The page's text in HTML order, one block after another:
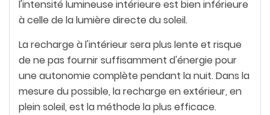
l'intensité lumineuse intérieure est bien inférieure
à celle de la lumière directe du soleil.
La recharge à l'intérieur sera plus lente et risque
de ne pas fournir suffisamment d'énergie pour
une autonomie complète pendant la nuit. Dans la
mesure du possible, la recharge en extérieur, en
plein soleil, est la méthode la plus efficace.